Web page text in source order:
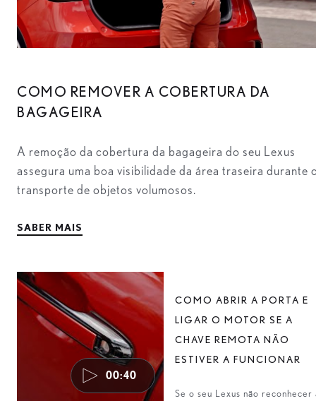
COMO REMOVER A COBERTURA DA
BAGAGEIRA
A remoção da cobertura da bagageira do seu Lexus
assegura uma boa visibilidade da área traseira durante
transporte de objetos volumosos.
SABER MAIS
00:40
COMO ABRIR A PORTA E
LIGAR O MOTOR SE A
CHAVE REMOTA NÃO
ESTIVER A FUNCIONAR
Se o seu Lexus não reconhecer